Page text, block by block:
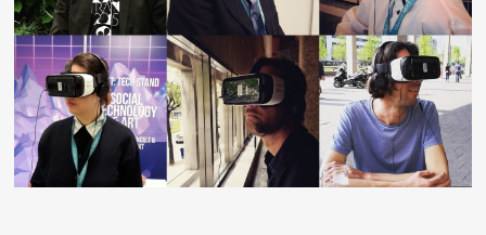
English
Presse
Impressum